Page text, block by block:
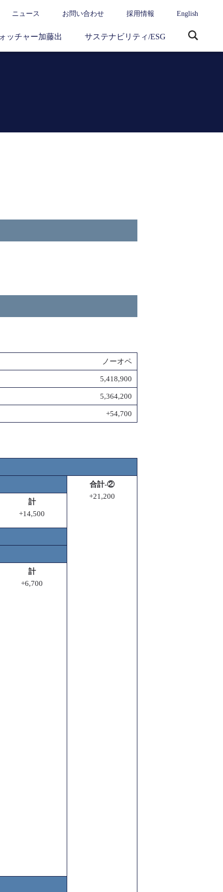
ニュース お問い合わせ 採用情報 English
ッチャー加藤出 サステナビリティ/ESG
ノーオペ
5,418,900
5,364,200
+54,700
合計-②
+21,200
計
+14,500
計
+6,700